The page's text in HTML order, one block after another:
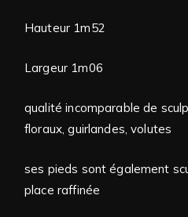
Hauteur 1m52
Largeur 1m06
qualité incomparable de
floraux, guirlandes, volutes
ses pieds sont également
place raffinée